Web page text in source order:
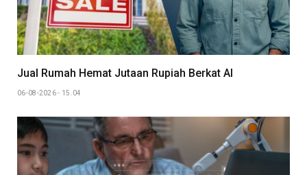
Jual Rumah Hemat Jutaan Rupiah Berkat AI
06-08-2026 - 15.04